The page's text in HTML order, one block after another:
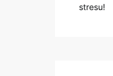
stresu!